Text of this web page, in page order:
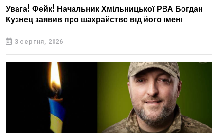
Увага! Фейк! Начальник Хмільницької РВА Богдан
Кузнец заявив про шахрайство від його імені
3 серпня, 2026